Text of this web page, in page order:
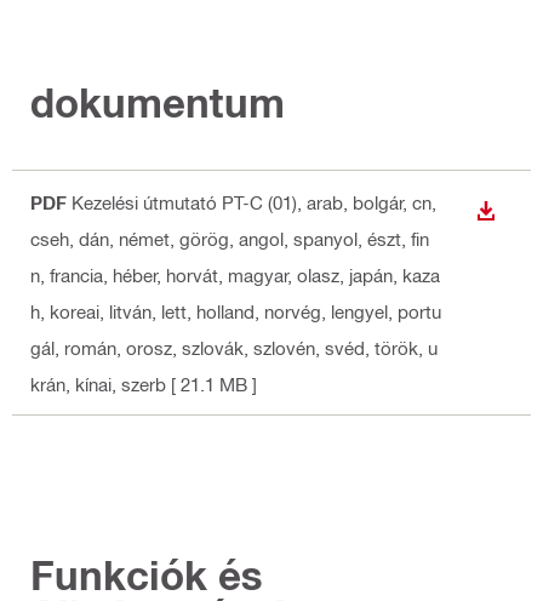
dokumentum
PDF Kezelési útmutató PT-C (01) , arab, bolgár, cn,
cseh, dán, német, görög, angol, spanyol, észt, fin
n, francia, héber, horvát, magyar, olasz, japán, kaza
h, koreai, litván, lett, holland, norvég, lengyel, portu
gál, román, orosz, szlovák, szlovén, svéd, török, u
krán, kínai, szerb [ 21.1 MB ]
Funkciók és